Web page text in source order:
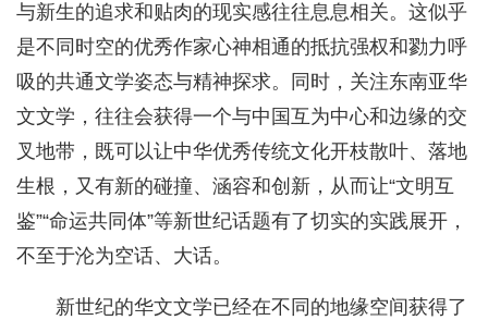
与新生的追求和贴肉的现实感往往息息相关。这似乎
是不同时空的优秀作家心神相通的抵抗强权和勠力呼
吸的共通文学姿态与精神探求。同时，关注东南亚华
文文学，往往会获得一个与中国互为中心和边缘的交
叉地带，既可以让中华优秀传统文化开枝散叶、落地
生根，又有新的碰撞、涵容和创新，从而让“文明互
鉴”“命运共同体”等新世纪话题有了切实的实践展开，
不至于沦为空话、大话。
新世纪的华文文学已经在不同的地缘空间获得了